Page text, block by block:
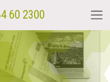
60 2300